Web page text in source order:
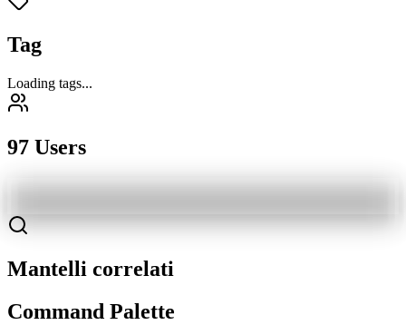
Tag
Loading tags...
97 Users
Mantelli correlati
Command Palette